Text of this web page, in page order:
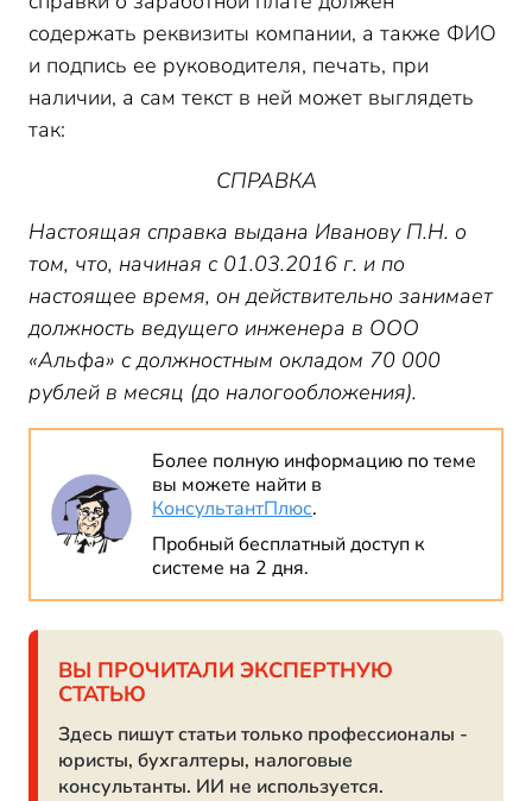
содержать реквизиты компании, а также ФИО
и подпись ее руководителя, печать, при
наличии, а сам текст в ней может выглядеть
так:
СПРАВКА
Настоящая справка выдана Иванову П.Н. о
том, что, начиная с 01.03.2016 г. и по
настоящее время, он действительно занимает
должность ведущего инженера в ООО
«Альфа» с должностным окладом 70 000
рублей в месяц (до налогообложения).
Более полную информацию по теме
вы можете найти в
КонсультантПлюс.
Пробный бесплатный доступ к
системе на 2 дня.
ВЫ ПРОЧИТАЛИ ЭКСПЕРТНУЮ
СТАТЬЮ
Здесь пишут статьи только профессионалы -
юристы, бухгалтеры, налоговые
консультанты. ИИ не используется.